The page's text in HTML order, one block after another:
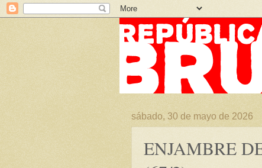
sábado, 30 de mayo de 2026
ENJAMBRE